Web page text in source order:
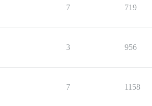
7 719
3 956
7 1158